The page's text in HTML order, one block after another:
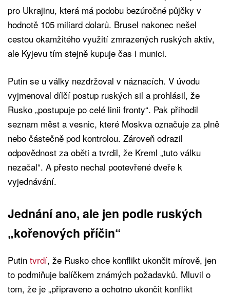
pro Ukrajinu, která má podobu bezúročné půjčky v
hodnotě 105 miliard dolarů. Brusel nakonec nešel
cestou okamžitého využití zmrazených ruských aktiv,
ale Kyjevu tím stejně kupuje čas i munici.
Putin se u války nezdržoval v náznacích. V úvodu
vyjmenoval dílčí postup ruských sil a prohlásil, že
Rusko „postupuje po celé linii fronty“. Pak přihodil
seznam měst a vesnic, které Moskva označuje za plně
nebo částečně pod kontrolou. Zároveň odrazil
odpovědnost za oběti a tvrdil, že Kreml „tuto válku
nezačal“. A přesto nechal pootevřené dveře k
vyjednávání.
Jednání ano, ale jen podle ruských
„kořenových příčin“
Putin tvrdí, že Rusko chce konflikt ukončit mírově, jen
to podmiňuje balíčkem známých požadavků. Mluvil o
tom, že je „připraveno a ochotno ukončit konflikt